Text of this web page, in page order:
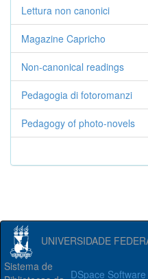
Lettura non canonici
Magazine Capricho
Non-canonical readings
Pedagogia di fotoromanzi
Pedagogy of photo-novels
UNIVERSIDADE
DSpace Software
Sistema de